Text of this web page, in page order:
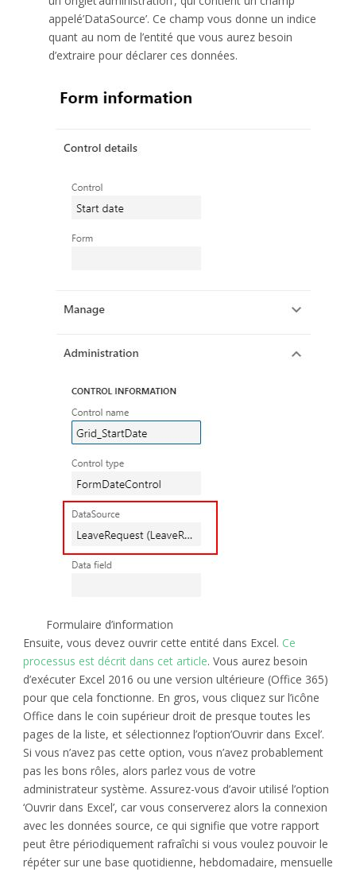
appelé’DataSource’. Ce champ vous donne un indice
quant au nom de l’entité que vous aurez besoin
d’extraire pour déclarer ces données.
Formulaire d’information
Ensuite, vous devez ouvrir cette entité dans Excel. Ce
processus est décrit dans cet article. Vous aurez besoin
d’exécuter Excel 2016 ou une version ultérieure (Office 365)
pour que cela fonctionne. En gros, vous cliquez sur l’icône
Office dans le coin supérieur droit de presque toutes les
pages de la liste, et sélectionnez l’option’Ouvrir dans Excel’.
Si vous n’avez pas cette option, vous n’avez probablement
pas les bons rôles, alors parlez vous de votre
administrateur système. Assurez-vous d’avoir utilisé l’option
‘Ouvrir dans Excel’, car vous conserverez alors la connexion
avec les données source, ce qui signifie que votre rapport
peut être périodiquement rafraîchi si vous voulez pouvoir le
répéter sur une base quotidienne, hebdomadaire, mensuelle